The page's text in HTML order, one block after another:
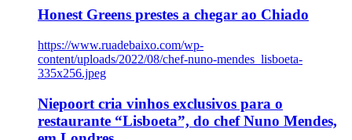
Honest Greens prestes a chegar ao Chiado
https://www.ruadebaixo.com/wp-
content/uploads/2022/08/chef-nuno-mendes_lisboeta-
335x256.jpeg
Niepoort cria vinhos exclusivos para o
restaurante “Lisboeta”, do chef Nuno Mendes,